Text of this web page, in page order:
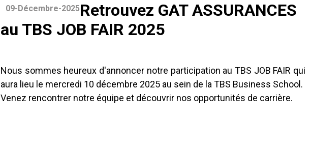
09-Décembre-2025Retrouvez GAT ASSURANCES
au TBS JOB FAIR 2025
Nous sommes heureux d'annoncer notre participation au TBS JOB FAIR qui
aura lieu le mercredi 10 décembre 2025 au sein de la TBS Business School.
Venez rencontrer notre équipe et découvrir nos opportunités de carrière.